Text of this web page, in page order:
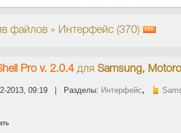
файлов » Интерфейс (370)
Pro v. 2.0.4 для Samsung,
2013, 09:19 | Разделы: Интерфейс,